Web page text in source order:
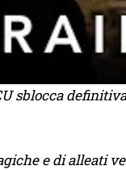
sblocca
e di alleati